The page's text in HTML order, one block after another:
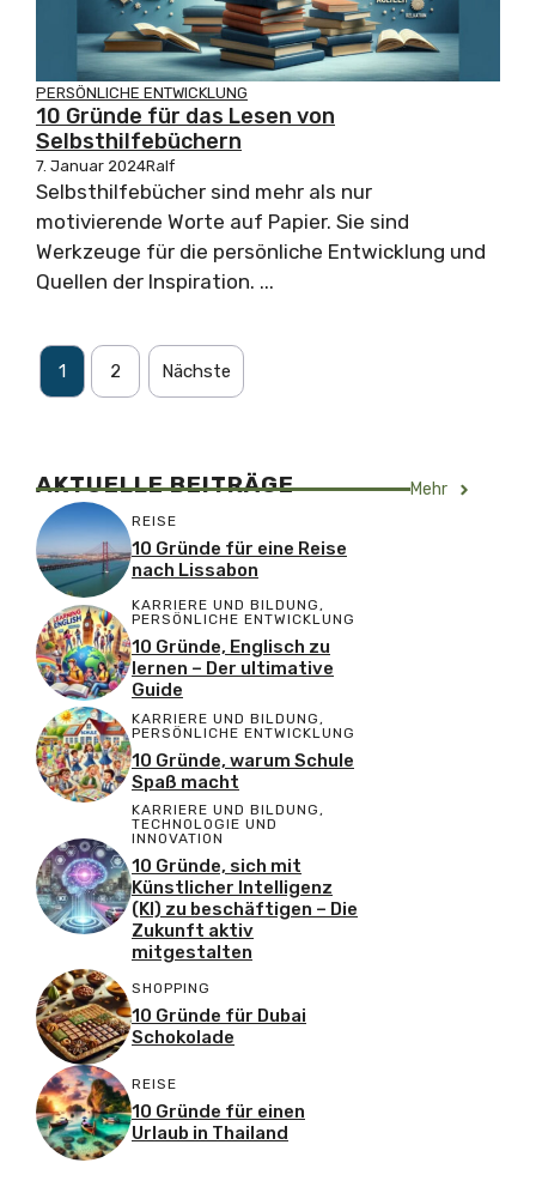
PERSÖNLICHE ENTWICKLUNG
10 Gründe für das Lesen von
Selbsthilfebüchern
7. Januar 2024Ralf
Selbsthilfebücher sind mehr als nur
motivierende Worte auf Papier. Sie sind
Werkzeuge für die persönliche Entwicklung und
Quellen der Inspiration. ...
1 2 Nächste
AKTUELLE BEITRÄGE Mehr
REISE
10 Gründe für eine Reise
nach Lissabon
KARRIERE UND BILDUNG,
PERSÖNLICHE ENTWICKLUNG
10 Gründe, Englisch zu
lernen – Der ultimative
Guide
KARRIERE UND BILDUNG ,
PERSÖNLICHE ENTWICKLUNG
10 Gründe, warum Schule
Spaß macht
KARRIERE UND BILDUNG,
TECHNOLOGIE UND
INNOVATION
10 Gründe, sich mit
Künstlicher Intelligenz
(KI) zu beschäftigen – Die
Zukunft aktiv
mitgestalten
SHOPPING
10 Gründe für Dubai
Schokolade
REISE
10 Gründe für einen
Urlaub in Thailand